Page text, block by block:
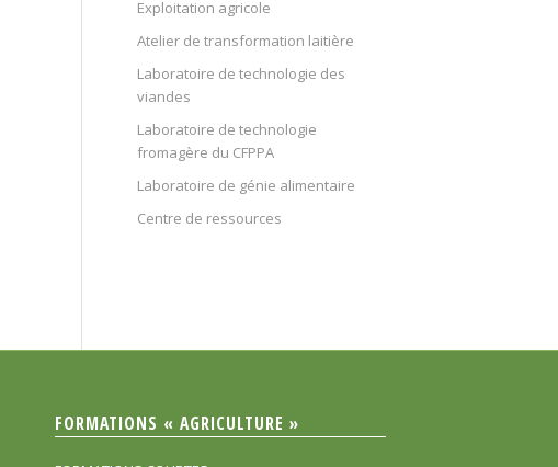
Exploitation agricole
Atelier de transformation laitière
Laboratoire de technologie des
viandes
Laboratoire de technologie
fromagère du CFPPA
Laboratoire de génie alimentaire
Centre de ressources
FORMATIONS « AGRICULTURE »